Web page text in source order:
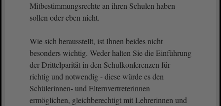
Mitbestimmungsrechte an ihren Schulen haben
sollen oder eben nicht.
Wie sich herausstellt, ist Ihnen beides nicht
besonders wichtig. Weder halten Sie die Einführung
der Drittelparität in den Schulkonferenzen für
richtig und notwendig - diese würde es den
Schülerinnen- und Elternvertreterinnen
ermöglichen, gleichberechtigt mit Lehrerinnen und